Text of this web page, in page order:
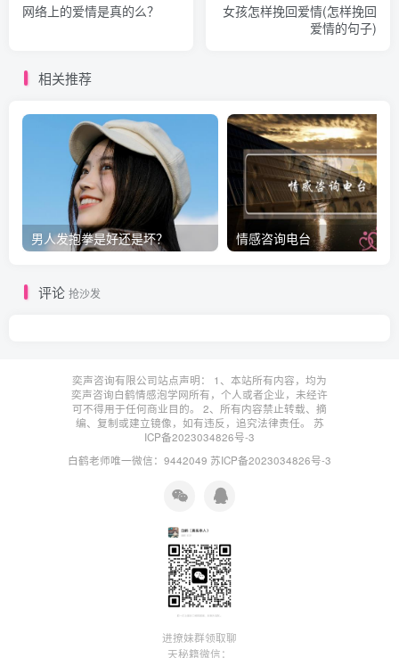
网络上的爱情是真的么？
女孩怎样挽回爱情(怎样挽回
爱情的句子)
相关推荐
男人发抱拳是好还是坏？ 情感咨询电台
评论 抢沙发
奕声咨询有限公司站点声明： 1、本站所有内容，均为
奕声咨询白鹤情感泡学网所有，个人或者企业，未经许
可不得用于任何商业目的。 2、所有内容禁止转载、摘
编、复制或建立镜像，如有违反，追究法律责任。 苏
ICP备2023034826号-3
白鹤老师唯一微信：9442049 苏ICP备2023034826号-3
进撩妹群领取聊
天秘籍微信：